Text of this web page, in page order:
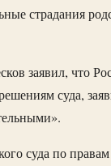
страдания
заявил, что
суда,
суда по